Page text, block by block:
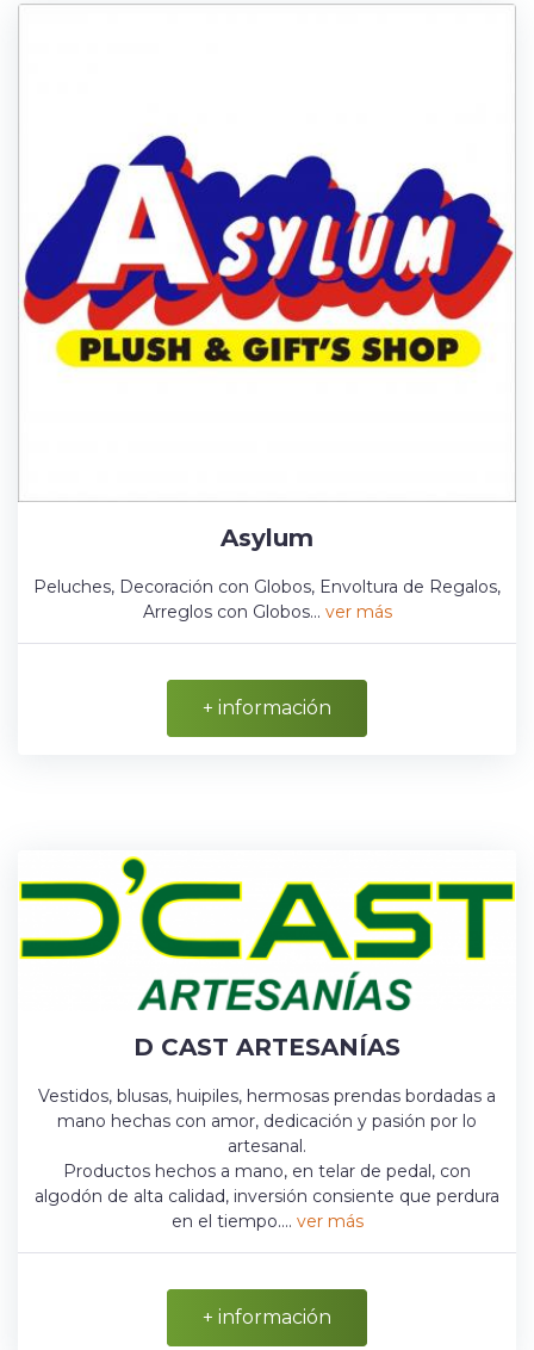
Asylum
Peluches, Decoración con Globos, Envoltura de Regalos,
Arreglos con Globos... ver más
+ información
D CAST ARTESANÍAS
Vestidos, blusas, huipiles, hermosas prendas bordadas a
mano hechas con amor, dedicación y pasión por lo
artesanal.
Productos hechos a mano, en telar de pedal, con
algodón de alta calidad, inversión consiente que perdura
en el tiempo.... ver más
+ información